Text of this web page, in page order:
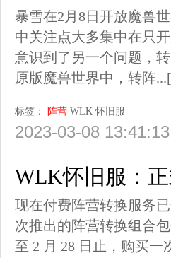
暴雪在2月8日开放魔兽
中关注点大多集中在只
意识到了另一个问题，
原版魔兽世界中，转阵...
标签： 阵营 WLK 怀旧服
2023-03-08 13:41:13
WLK怀旧服：
现在付费阵营转换服务
次推出的阵营转换组合
至 2 月 28 日止，购买